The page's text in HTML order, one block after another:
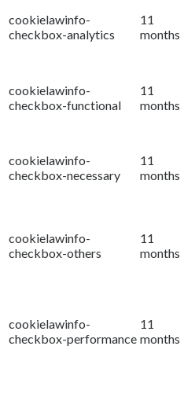
cookielawinfo-
checkbox-analytics
11
months
cookielawinfo-
checkbox-functional
11
months
cookielawinfo-
checkbox-necessary
11
months
cookielawinfo-
checkbox-others
11
months
cookielawinfo-
checkbox-performance
11
months